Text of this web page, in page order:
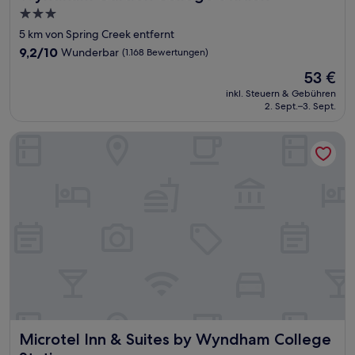
3.0-
Sterne-
Unterkunft
5 km von Spring Creek entfernt
9.2
9,2/10 Wunderbar (1.168 Bewertungen)
Der
Preis
beträgt
53 €
inkl. Steuern & Gebühren
2. Sept.–3. Sept.
Microtel Inn & Suites by Wyndham College
Microtel Inn & Suites by Wyndham College Station
Microtel Inn & Suites by Wyndham College Station